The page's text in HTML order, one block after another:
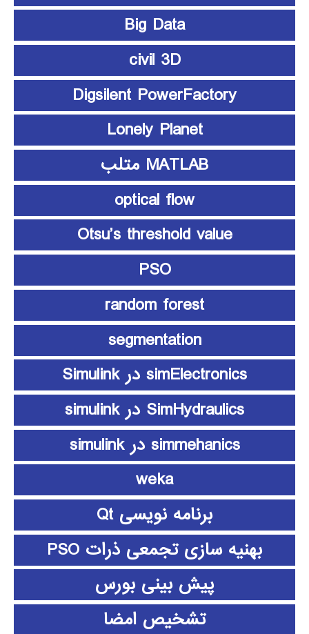
Big Data
civil 3D
Digsilent PowerFactory
Lonely Planet
MATLAB متلب
optical flow
Otsu’s threshold value
PSO
random forest
segmentation
simElectronics در Simulink
SimHydraulics در simulink
simmehanics در simulink
weka
برنامه نویسی Qt
بهنیه سازی تجمعی ذرات PSO
پیش بینی بورس
تشخیص امضا